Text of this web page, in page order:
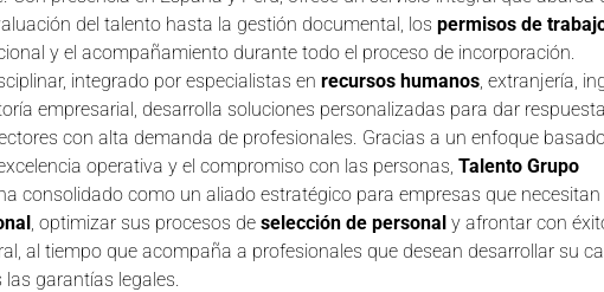
del talento hasta la gestión documental, los permisos de
y el acompañamiento durante todo el proceso de incorporación.
integrado por especialistas en recursos humanos , extranjería,
empresarial, desarrolla soluciones personalizadas para dar
con alta demanda de profesionales. Gracias a un enfoque
operativa y el compromiso con las personas, Talento Grupo
consolidado como un aliado estratégico para empresas que
, optimizar sus procesos de selección de personal y afrontar con
al tiempo que acompaña a profesionales que desean desarrollar su
garantías legales.